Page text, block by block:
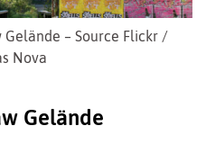
Gelände – Source Flickr /
Nova
Gelände